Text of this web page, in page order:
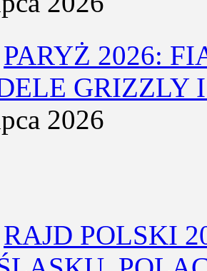
PARYŻ 2026:
GRIZZLY
2026
RAJD POLSKI